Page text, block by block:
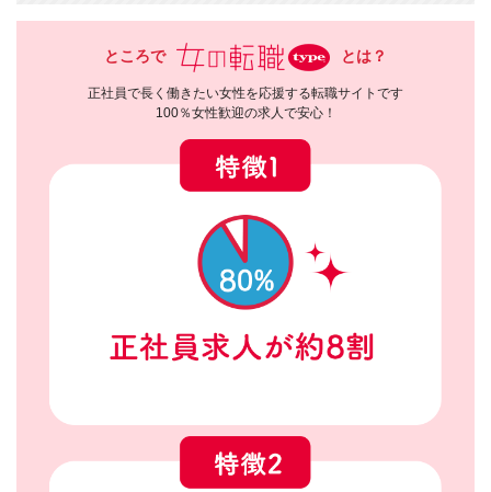
ところで とは？
正社員で長く働きたい女性を応援する転職サイトです
100％女性歓迎の求人で安心！